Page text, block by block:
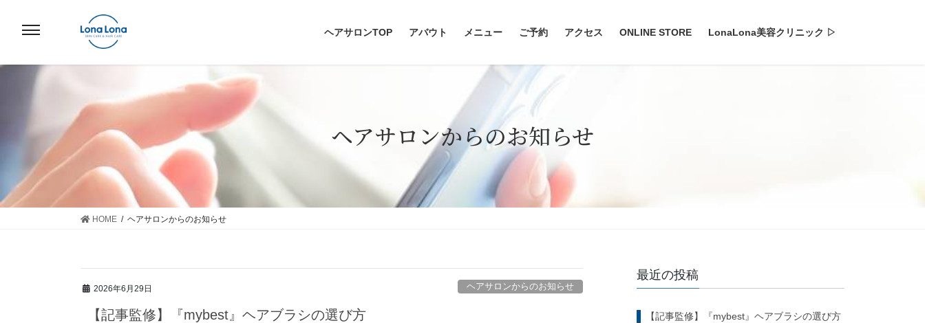
ヘアサロンTOP アバウト メニュー ご予約 アクセス ONLINE STORE LonaLona美容クリニック ▷
ヘアサロンからのお知らせ
HOME ヘアサロンからのお知らせ
2026年6月29日 ヘアサロンからのお知らせ
【記事監修】『mybest』ヘアブラシの選び方
最近の投稿
【記事監修】『mybest』ヘアブラシの選び方